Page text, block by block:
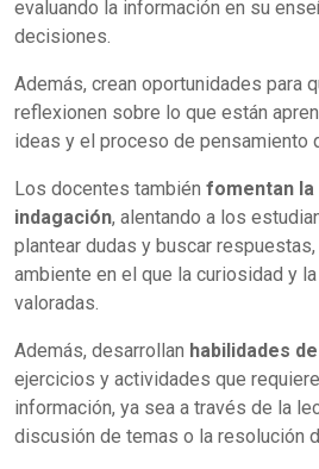
evaluando la información en su
decisiones.
Además, crean oportunidades para
reflexionen sobre lo que están
ideas y el proceso de pensamiento
Los docentes también fomentan la
indagación, alentando a los
plantear dudas y buscar
ambiente en el que la curiosidad y
valoradas.
Además, desarrollan habilidades
ejercicios y actividades que
información, ya sea a través de la
discusión de temas o la resolución